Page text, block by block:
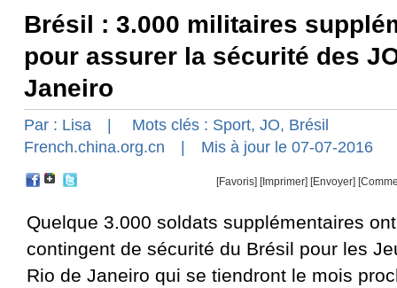
Brésil : 3.000 militaires
pour assurer la sécurité des
Janeiro
Par : Lisa | Mots clés : Sport, JO, Brésil
French.china.org.cn | Mis à jour le 07-07-2016
[Favoris] [Imprimer] [Envoyer]
Quelque 3.000 soldats supplémentaires
contingent de sécurité du Brésil pour les
Rio de Janeiro qui se tiendront le mois